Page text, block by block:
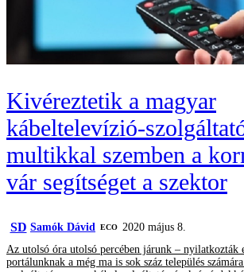
Kivéreztetik a magyar
kábeltelevízió-
multikkal szemben a
vár segítséget a szektor
SD Samók Dávid ECO
2020 május 8.
Az utolsó óra utolsó percében járunk – nyilatkozták
portálunknak a még ma is sok száz település